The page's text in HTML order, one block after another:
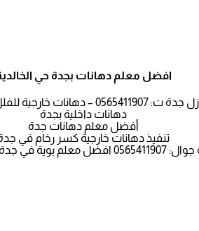
افضل معلم دهانات بجدة حي
للفلل جدة – معلم دهانات جدة
دهانات داخلية بجدة
أفضل معلم دهانات جدة
تنفيذ دهانات خارجية كسر رخام في
فانيلا لاتيه جده